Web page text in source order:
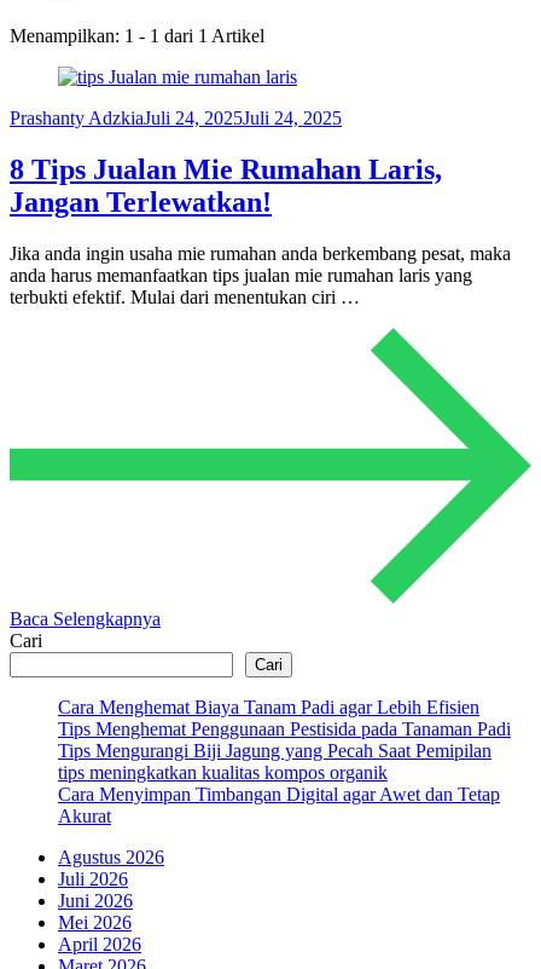
Menampilkan: 1 - 1 dari 1 Artikel
Prashanty AdzkiaJuli 24, 2025Juli 24, 2025
8 Tips Jualan Mie Rumahan Laris,
Jangan Terlewatkan!
Jika anda ingin usaha mie rumahan anda berkembang pesat, maka
anda harus memanfaatkan tips jualan mie rumahan laris yang
terbukti efektif. Mulai dari menentukan ciri …
Baca Selengkapnya
Cari
Cari
Cara Menghemat Biaya Tanam Padi agar Lebih Efisien
Tips Menghemat Penggunaan Pestisida pada Tanaman Padi
Tips Mengurangi Biji Jagung yang Pecah Saat Pemipilan
tips meningkatkan kualitas kompos organik
Cara Menyimpan Timbangan Digital agar Awet dan Tetap
Akurat
Agustus 2026
Juli 2026
Juni 2026
Mei 2026
April 2026